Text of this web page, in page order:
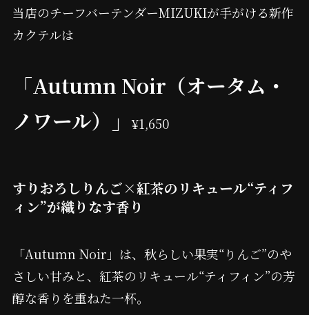
当店のチーフバーテンダーMIZUKIが手がける新作
カクテルは
「Autumn Noir（オータム・
ノワール）」¥1,650
すりおろしりんご×紅茶のリキュール“ティフ
ィン”が織りなす香り
「Autumn Noir」は、秋らしい果実“りんご”のや
さしい甘みと、紅茶のリキュール“ティフィン”の芳
醇な香りを重ねた一杯。